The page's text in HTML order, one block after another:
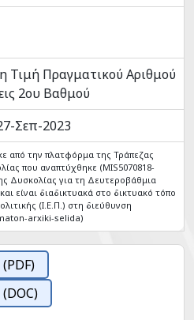
Τιμή Πραγματικού Αριθμού
2ου Βαθμού
Σεπ-2023
από την πλατφόρμα της Τράπεζας
που αναπτύχθηκε (MIS5070818-
Δυσκολίας για τη Δευτεροβάθμια
είναι διαδικτυακά στο δικτυακό τόπο
(Ι.Ε.Π.) στη διεύθυνση
arxiki-selida)